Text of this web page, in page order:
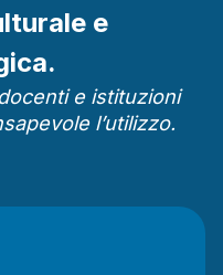
e
e istituzioni
l’utilizzo.